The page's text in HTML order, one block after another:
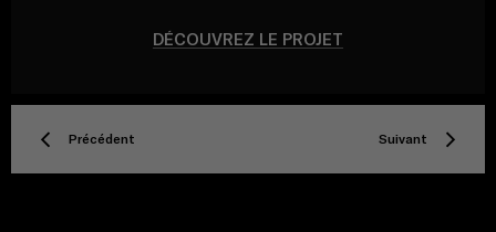
DÉCOUVREZ LE PROJET
Précédent Suivant